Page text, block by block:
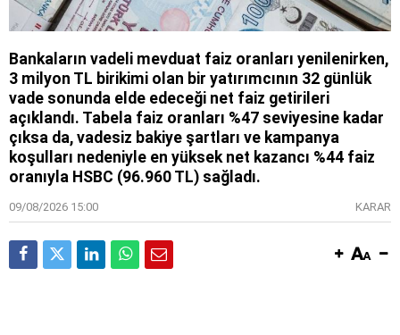
Bankaların vadeli mevduat faiz oranları yenilenirken,
3 milyon TL birikimi olan bir yatırımcının 32 günlük
vade sonunda elde edeceği net faiz getirileri
açıklandı. Tabela faiz oranları %47 seviyesine kadar
çıksa da, vadesiz bakiye şartları ve kampanya
koşulları nedeniyle en yüksek net kazancı %44 faiz
oranıyla HSBC (96.960 TL) sağladı.
09/08/2026 15:00 KARAR